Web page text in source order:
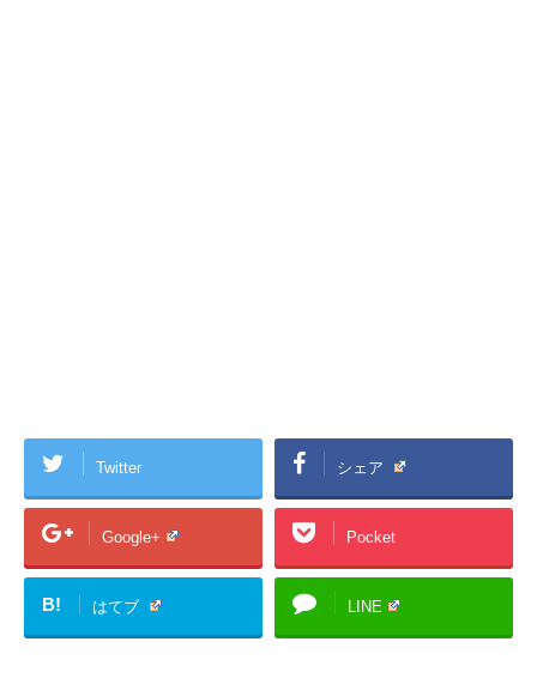
Twitter シェア
Google+ Pocket
B! はてブ LINE